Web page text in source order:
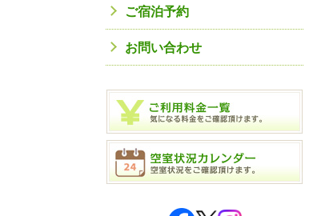
ご宿泊予約
お問い合わせ